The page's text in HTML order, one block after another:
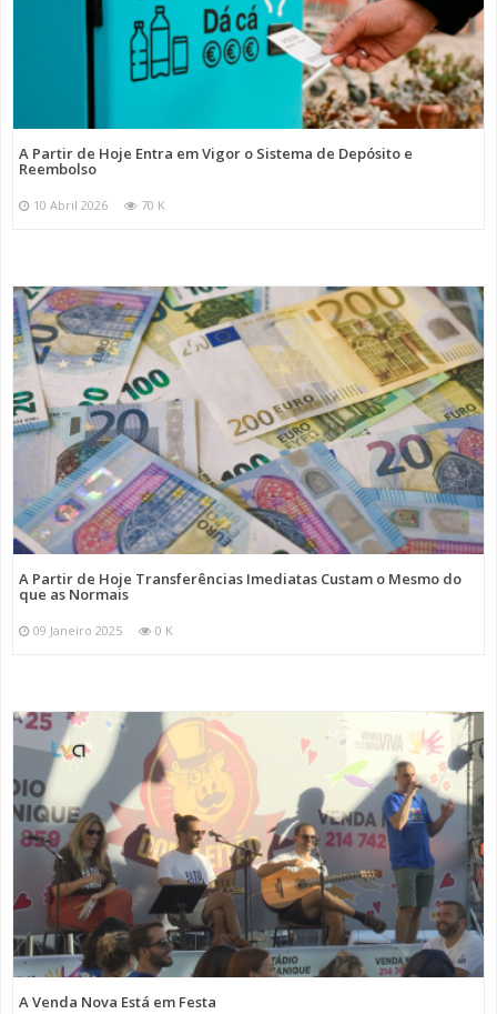
A Partir de Hoje Entra em Vigor o Sistema de Depósito e
Reembolso
10 Abril 2026 70 K
A Partir de Hoje Transferências Imediatas Custam o Mesmo do
que as Normais
09 Janeiro 2025 0 K
A Venda Nova Está em Festa